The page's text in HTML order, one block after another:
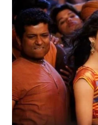
LIKUPANG
WN
LABUANBAJO
WN
BORNEO
Wahana